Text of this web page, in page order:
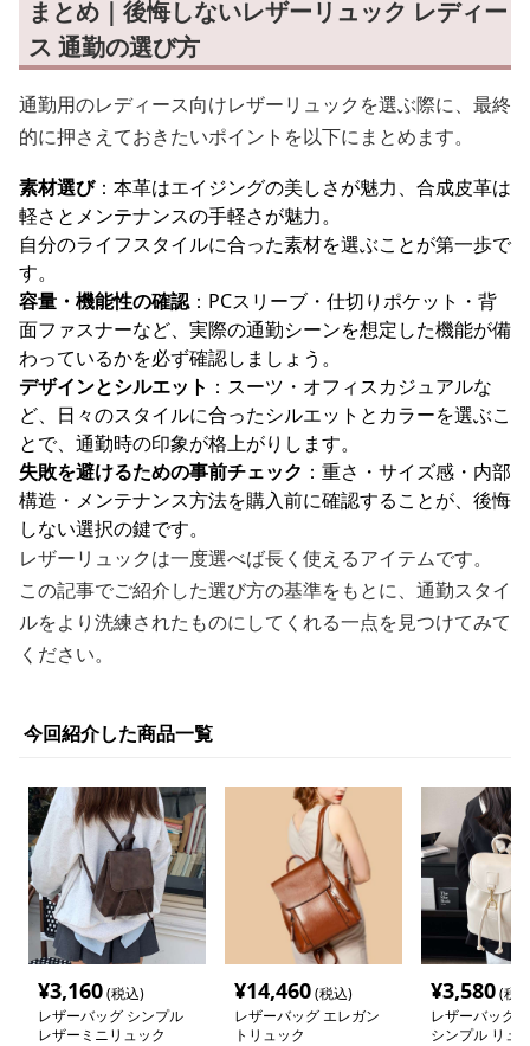
まとめ｜後悔しないレザーリュック レディー
ス 通勤の選び方
通勤用のレディース向けレザーリュックを選ぶ際に、最終
的に押さえておきたいポイントを以下にまとめます。
素材選び：本革はエイジングの美しさが魅力、合成皮革は
軽さとメンテナンスの手軽さが魅力。
自分のライフスタイルに合った素材を選ぶことが第一歩で
す。
容量・機能性の確認：PCスリーブ・仕切りポケット・背
面ファスナーなど、実際の通勤シーンを想定した機能が備
わっているかを必ず確認しましょう。
デザインとシルエット ：スーツ・オフィスカジュアルな
ど、日々のスタイルに合ったシルエットとカラーを選ぶこ
とで、通勤時の印象が格上がりします。
失敗を避けるための事前チェック ：重さ・サイズ感・内部
構造・メンテナンス方法を購入前に確認することが、後悔
しない選択の鍵です。
レザーリュックは一度選べば長く使えるアイテムです。
この記事でご紹介した選び方の基準をもとに、通勤スタイ
ルをより洗練されたものにしてくれる一点を見つけてみて
ください。
今回紹介した商品一覧
¥3,160(税込)
レザーバッグ シンプル
レザーミニリュック
¥14,460(税込)
レザーバッグ エレガン
トリュック
¥3,580(税
レザーバッグ
シンプル リュ